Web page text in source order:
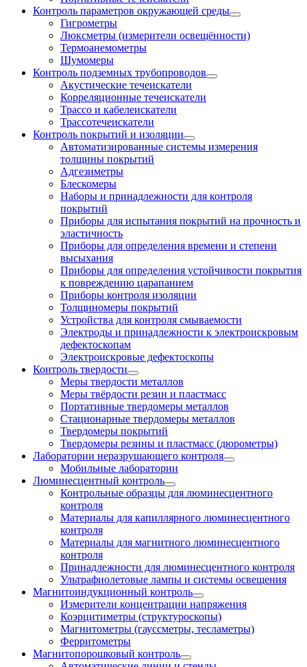
Контроль параметров окружающей среды
Гигрометры
Люксметры (измерители освещённости)
Термоанемометры
Шумомеры
Контроль подземных трубопроводов
Акустические течеискатели
Корреляционные течеискатели
Трассо и кабелеискатели
Трассотечеискатели
Контроль покрытий и изоляции
Автоматизированные системы измерения
толщины покрытий
Адгезиметры
Блескомеры
Наборы и принадлежности для контроля
покрытий
Приборы для испытания покрытий на прочность и
эластичность
Приборы для определения времени и степени
высыхания
Приборы для определения устойчивости покрытия
к повреждению царапанием
Приборы контроля изоляции
Толщиномеры покрытий
Устройства для контроля смываемости
Электроды и принадлежности к электроискровым
дефектоскопам
Электроискровые дефектоскопы
Контроль твердости
Меры твердости металлов
Меры твёрдости резин и пластмасс
Портативные твердомеры металлов
Стационарные твердомеры металлов
Твердомеры покрытий
Твердомеры резины и пластмасс (дюрометры)
Лаборатории неразрушающего контроля
Мобильные лаборатории
Люминесцентный контроль
Контрольные образцы для люминесцентного
контроля
Материалы для капиллярного люминесцентного
контроля
Материалы для магнитного люминесцентного
контроля
Принадлежности для люминесцентного контроля
Ультрафиолетовые лампы и системы освещения
Магнитоиндукционный контроль
Измерители концентрации напряжения
Коэрцитиметры (структуроскопы)
Магнитометры (гауссметры, тесламетры)
Ферритометры
Магнитопорошковый контроль